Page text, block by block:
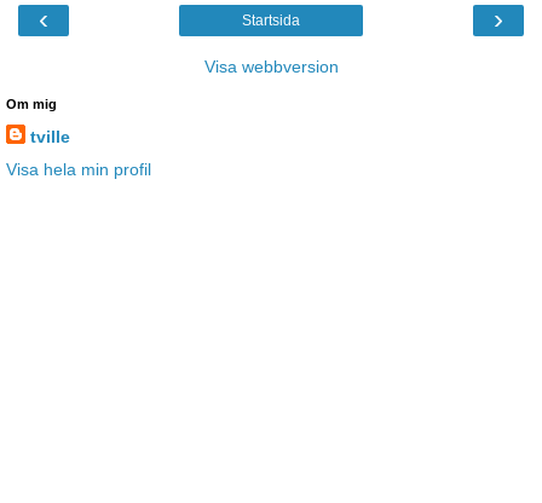
‹ ›
Startsida
Visa webbversion
Om mig
tville
Visa hela min profil